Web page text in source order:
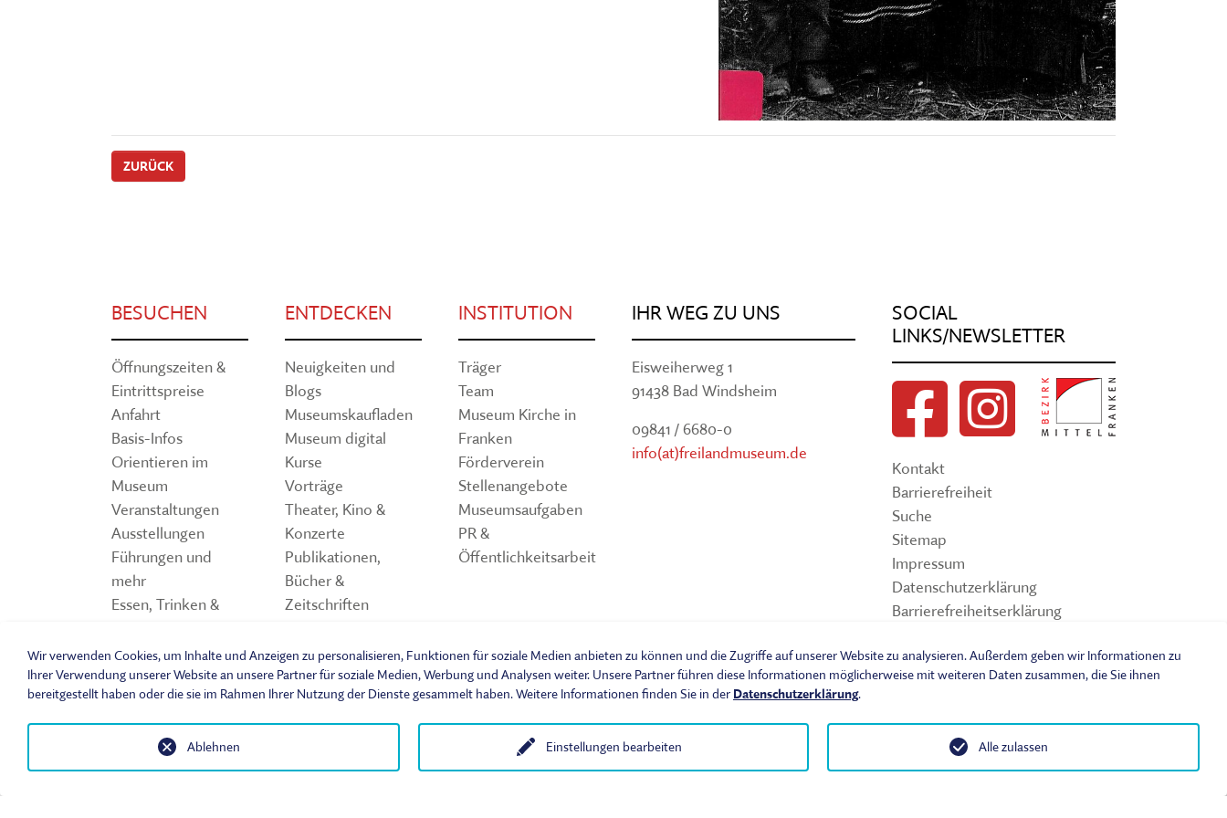
ZURÜCK
BESUCHEN
Öffnungszeiten &
Eintrittspreise
Anfahrt
Basis-Infos
Orientieren im
Museum
Veranstaltungen
Ausstellungen
Führungen und
mehr
Essen, Trinken &
ENTDECKEN
Neuigkeiten und
Blogs
Museumskaufladen
Museum digital
Kurse
Vorträge
Theater, Kino &
Konzerte
Publikationen,
Bücher &
Zeitschriften
Spiele und Quiz zum
Freilandmuseum
INSTITUTION
Träger
Team
Museum Kirche in
Franken
Förderverein
Stellenangebote
Museumsaufgaben
PR &
Öffentlichkeitsarbeit
IHR WEG ZU UNS
Eisweiherweg 1
91438 Bad Windsheim
09841 / 6680-0
info(at)freilandmuseum.de
SOCIAL
LINKS/NEWSLETTER
Kontakt
Barrierefreiheit
Suche
Sitemap
Impressum
Datenschutzerklärung
Barrierefreiheitserklärung
Widerrufsbelehrung
Vertrag widerrufen
Benutzungsordnung
Wir verwenden Cookies, um Inhalte und Anzeigen zu personalisieren, Funktionen für soziale Medien anbieten zu können und die Zugriffe auf unserer Website zu analysieren. Außerdem geben wir Informationen zu
Ihrer Verwendung unserer Website an unsere Partner für soziale Medien, Werbung und Analysen weiter. Unsere Partner führen diese Informationen möglicherweise mit weiteren Daten zusammen, die Sie ihnen
bereitgestellt haben oder die sie im Rahmen Ihrer Nutzung der Dienste gesammelt haben. Weitere Informationen finden Sie in der Datenschutzerklärung.
Einstellungen bearbeiten
Ablehnen Alle zulassen